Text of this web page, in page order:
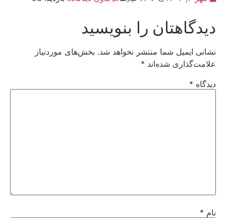
دیدگاهتان را بنویسید
نشانی ایمیل شما منتشر نخواهد شد. بخش‌های موردنیاز
علامت‌گذاری شده‌اند *
دیدگاه *
نام *